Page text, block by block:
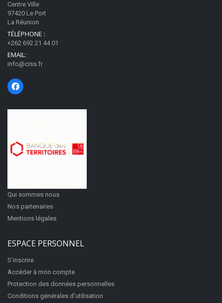
Centre Ville
97420 Le Port
La Réunion
TÉLÉPHONE :
+262 692 21 44 01
EMAIL:
info@ciss.fr
Qui sommes nous
Nos partenaires
Mentions légales
ESPACE PERSONNEL
S'inscrire
Accéder à mon compte
Protection des données personnelles
Conditions générales d'utilisation